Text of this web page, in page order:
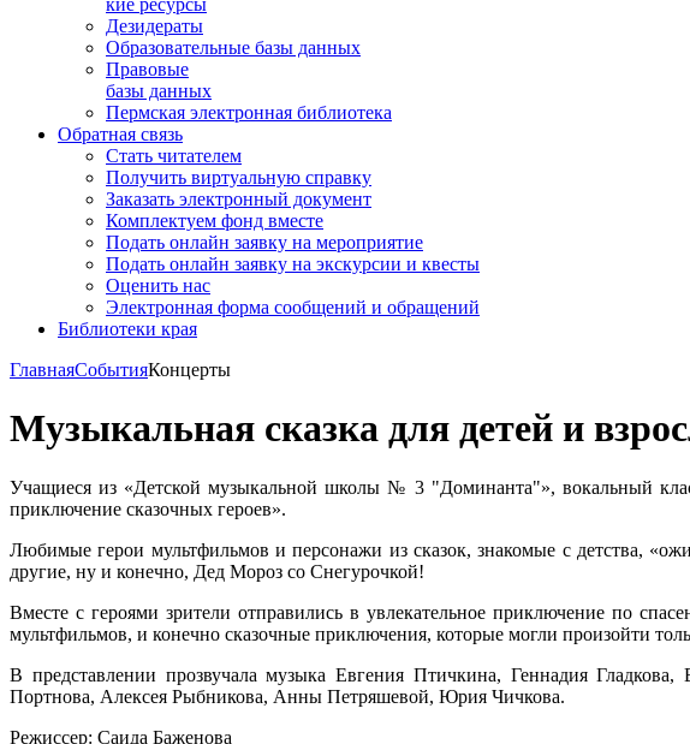
кие ресурсы
Дезидераты
Образовательные базы данных
Правовые
базы данных
Пермская электронная библиотека
Обратная связь
Стать читателем
Получить виртуальную справку
Заказать электронный документ
Комплектуем фонд вместе
Подать онлайн заявку на мероприятие
Подать онлайн заявку на экскурсии и квесты
Оценить нас
Электронная форма сообщений и обращений
Библиотеки края
ГлавнаяСобытияКонцерты
Музыкальная сказка для детей и
Учащиеся из «Детской музыкальной школы № 3 "Доминанта"», вокальный
приключение сказочных героев».
Любимые герои мультфильмов и персонажи из сказок, знакомые с детства,
другие, ну и конечно, Дед Мороз со Снегурочкой!
Вместе с героями зрители отправились в увлекательное приключение по
мультфильмов, и конечно сказочные приключения, которые могли произойти
В представлении прозвучала музыка Евгения Птичкина, Геннадия
Портнова, Алексея Рыбникова, Анны Петряшевой, Юрия Чичкова.
Режиссер: Саида Баженова